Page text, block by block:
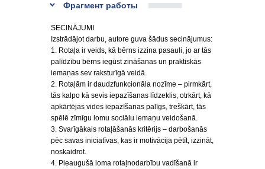
Фрагмент работы
SECINĀJUMI
Izstrādājot darbu, autore guva šādus secinājumus:
1. Rotaļa ir veids, kā bērns izzina pasauli, jo ar tās
palīdzību bērns iegūst zināšanas un praktiskās
iemaņas sev raksturīgā veidā.
2. Rotaļām ir daudzfunkcionāla nozīme – pirmkārt,
tās kalpo kā sevis iepazīšanas līdzeklis, otrkārt, kā
apkārtējas vides iepazīšanas palīgs, treškārt, tās
spēlē zīmīgu lomu sociālu iemaņu veidošanā.
3. Svarīgākais rotaļāšanās kritērijs – darbošanās
pēc savas iniciatīvas, kas ir motivācija pētīt, izzināt,
noskaidrot.
4. Pieaugušā loma rotaļnodarbību vadīšanā ir